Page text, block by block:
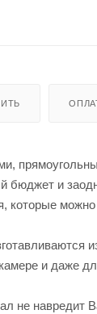
бюджет и
которые
и даже
не